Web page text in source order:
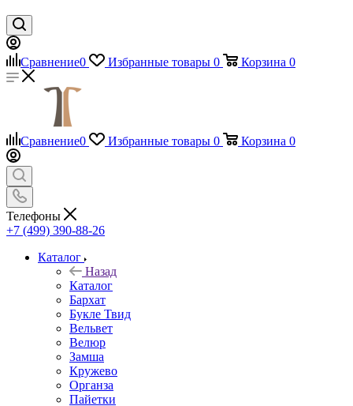
Сравнение0 Избранные товары 0 Корзина 0
Сравнение0 Избранные товары 0 Корзина 0
Телефоны
+7 (499) 390-88-26
Каталог
Назад
Каталог
Бархат
Букле Твид
Вельвет
Велюр
Замша
Кружево
Органза
Пайетки